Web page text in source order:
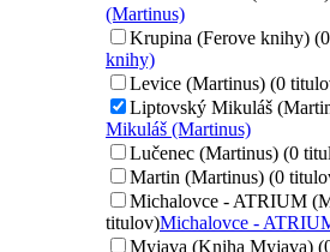
(Martinus)
Krupina (Ferove knihy)
knihy)
Levice (Martinus) (0
Liptovský Mikuláš
Mikuláš (Martinus)
Lučenec (Martinus) (0
Martin (Martinus) (0
Michalovce - ATRIUM
titulov)Michalovce -
Myjava (Kniha Myjava)